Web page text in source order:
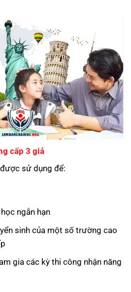
cấp 3 giả
sử dụng để:
ngắn hạn
sinh của một số trường cao
gia các kỳ thi công nhận năng